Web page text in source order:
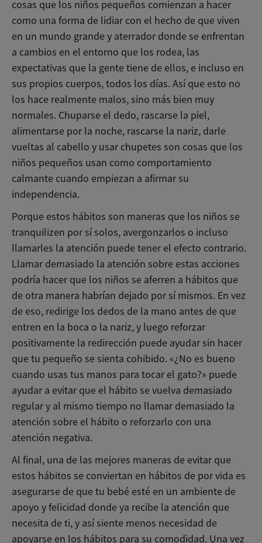
cosas que los niños pequeños comienzan a hacer
como una forma de lidiar con el hecho de que viven
en un mundo grande y aterrador donde se enfrentan
a cambios en el entorno que los rodea, las
expectativas que la gente tiene de ellos, e incluso en
sus propios cuerpos, todos los días. Así que esto no
los hace realmente malos, sino más bien muy
normales. Chuparse el dedo, rascarse la piel,
alimentarse por la noche, rascarse la nariz, darle
vueltas al cabello y usar chupetes son cosas que los
niños pequeños usan como comportamiento
calmante cuando empiezan a afirmar su
independencia.
Porque estos hábitos son maneras que los niños se
tranquilizen por sí solos, avergonzarlos o incluso
llamarles la atención puede tener el efecto contrario.
Llamar demasiado la atención sobre estas acciones
podría hacer que los niños se aferren a hábitos que
de otra manera habrían dejado por sí mismos. En vez
de eso, redirige los dedos de la mano antes de que
entren en la boca o la nariz, y luego reforzar
positivamente la redirección puede ayudar sin hacer
que tu pequeño se sienta cohibido. «¿No es bueno
cuando usas tus manos para tocar el gato?» puede
ayudar a evitar que el hábito se vuelva demasiado
regular y al mismo tiempo no llamar demasiado la
atención sobre el hábito o reforzarlo con una
atención negativa.
Al final, una de las mejores maneras de evitar que
estos hábitos se conviertan en hábitos de por vida es
asegurarse de que tu bebé esté en un ambiente de
apoyo y felicidad donde ya recibe la atención que
necesita de ti, y así siente menos necesidad de
apoyarse en los hábitos para su comodidad. Una vez